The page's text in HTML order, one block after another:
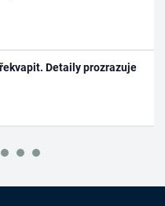
Detaily prozrazuje